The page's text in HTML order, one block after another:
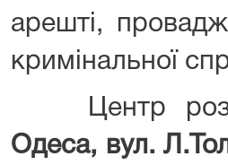
арешті,
кримінальної
Центр
Одеса, вул.